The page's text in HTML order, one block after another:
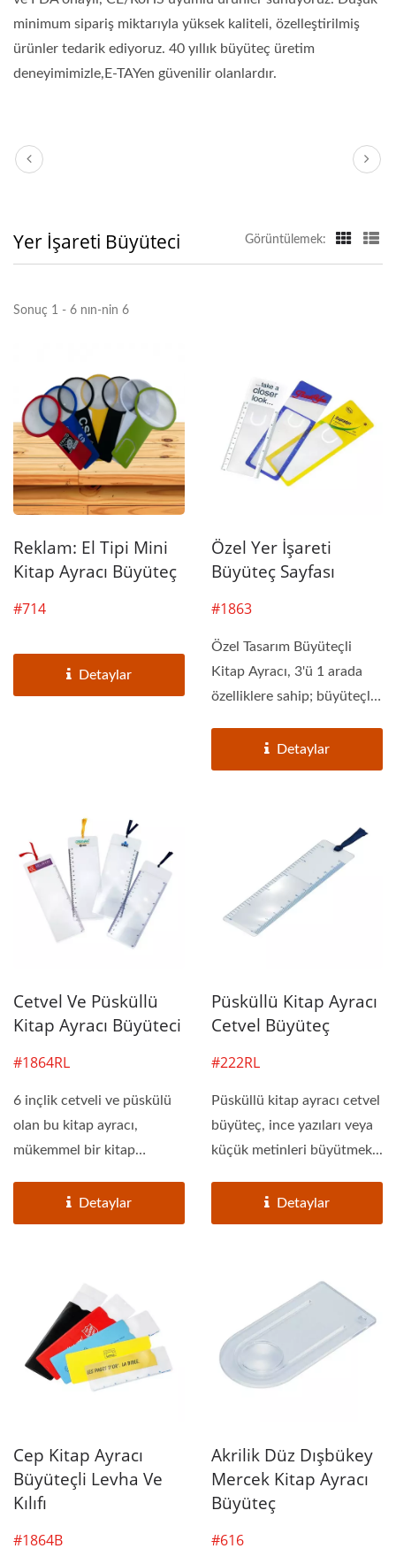
minimum sipariş miktarıyla yüksek kaliteli, özelleştirilmiş
ürünler tedarik ediyoruz. 40 yıllık büyüteç üretim
deneyimimizle,E-TAYen güvenilir olanlardır.
Yer İşareti Büyüteci Görüntülemek:
Sonuç 1 - 6 nın-nin 6
Reklam: El Tipi Mini
Kitap Ayracı Büyüteç
#714
Detaylar
Özel Yer İşareti
Büyüteç Sayfası
#1863
Özel Tasarım Büyüteçli
Kitap Ayracı, 3'ü 1 arada
özelliklere sahip; büyüteçli
Detaylar
Cetvel Ve Püsküllü
Kitap Ayracı Büyüteci
#1864RL
6 inçlik cetveli ve püskülü
olan bu kitap ayracı,
mükemmel bir kitap
Detaylar
Püsküllü Kitap Ayracı
Cetvel Büyüteç
#222RL
Püsküllü kitap ayracı cetvel
büyüteç, ince yazıları veya
küçük metinleri büyütmek...
Detaylar
Cep Kitap Ayracı
Büyüteçli Levha Ve
Kılıfı
#1864B
Akrilik Düz Dışbükey
Mercek Kitap Ayracı
Büyüteç
#616